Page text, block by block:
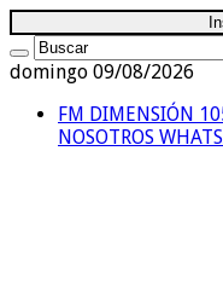
domingo 09/08/2026
FM DIMENSIÓN
NOSOTROS